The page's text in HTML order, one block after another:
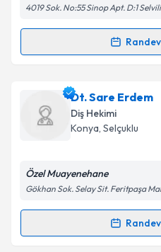
4019 Sok. No:55 Sinop Apt. D:1
Randevu Takvimi
Dr. Dt. Songül Düzgün
oluşturun. Size bu
takvim hazırlandığında
Kişisel verilerimin
Metni'ni okudum ve
Dt. Sare Erdem
Diş Hekimi
Konya, Selçuklu
Özel Muayenehane
Gökhan Sok. Selay Sit. Feritpaşa
Randevu Takvimi